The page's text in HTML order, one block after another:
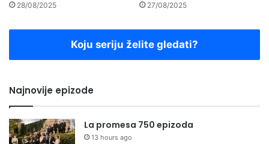
28/08/2025 27/08/2025
Koju seriju želite gledati?
Najnovije epizode
La promesa 750 epizoda
13 hours ago